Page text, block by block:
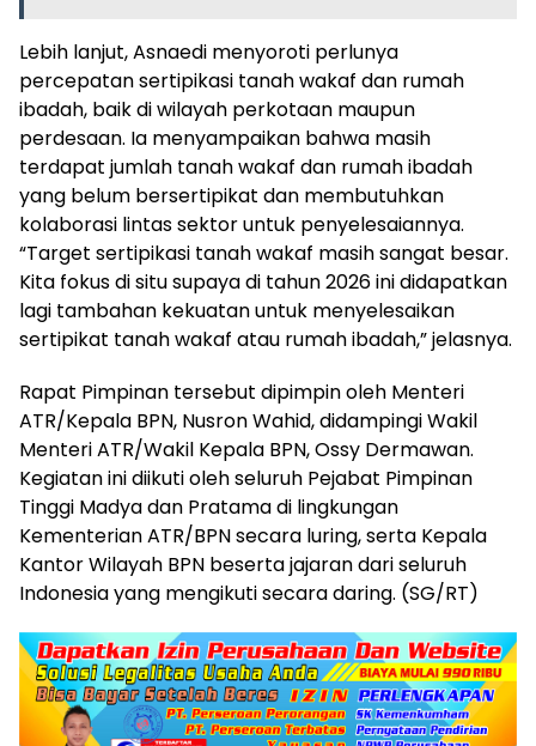
Lebih lanjut, Asnaedi menyoroti perlunya
percepatan sertipikasi tanah wakaf dan rumah
ibadah, baik di wilayah perkotaan maupun
perdesaan. Ia menyampaikan bahwa masih
terdapat jumlah tanah wakaf dan rumah ibadah
yang belum bersertipikat dan membutuhkan
kolaborasi lintas sektor untuk penyelesaiannya.
“Target sertipikasi tanah wakaf masih sangat besar.
Kita fokus di situ supaya di tahun 2026 ini didapatkan
lagi tambahan kekuatan untuk menyelesaikan
sertipikat tanah wakaf atau rumah ibadah,” jelasnya.
Rapat Pimpinan tersebut dipimpin oleh Menteri
ATR/Kepala BPN, Nusron Wahid, didampingi Wakil
Menteri ATR/Wakil Kepala BPN, Ossy Dermawan.
Kegiatan ini diikuti oleh seluruh Pejabat Pimpinan
Tinggi Madya dan Pratama di lingkungan
Kementerian ATR/BPN secara luring, serta Kepala
Kantor Wilayah BPN beserta jajaran dari seluruh
Indonesia yang mengikuti secara daring. (SG/RT)